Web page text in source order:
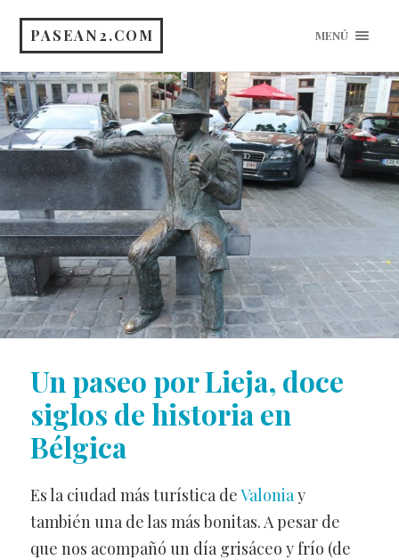
PASEAN2.COM MENÚ
Un paseo por Lieja, doce
siglos de historia en
Bélgica
Es la ciudad más turística deValoniay
también una de las más bonitas. A pesar de
que nos acompañó un día grisáceo y frío (de